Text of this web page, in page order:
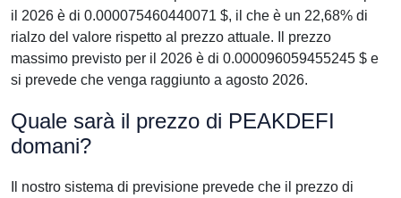
il 2026 è di 0.000075460440071 $, il che è un 22,68% di
rialzo del valore rispetto al prezzo attuale. Il prezzo
massimo previsto per il 2026 è di 0.000096059455245 $ e
si prevede che venga raggiunto a agosto 2026.
Quale sarà il prezzo di PEAKDEFI
domani?
Il nostro sistema di previsione prevede che il prezzo di